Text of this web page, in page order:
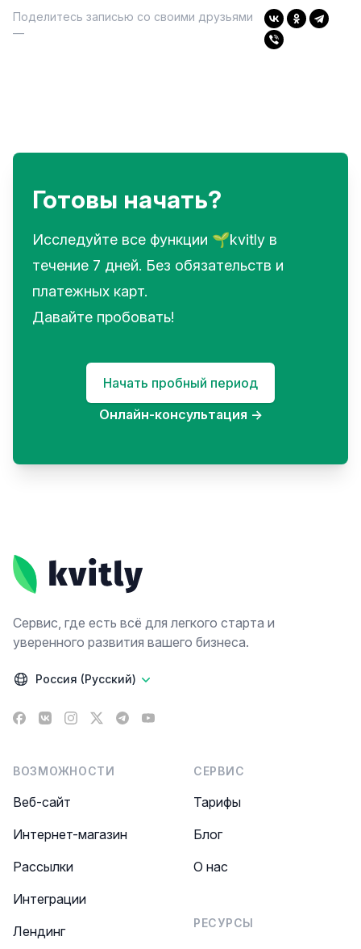
Поделитесь записью со своими друзьями
—
Готовы начать?
Исследуйте все функции 🌱kvitly в
течение 7 дней. Без обязательств и
платежных карт.
Давайте пробовать!
Начать пробный период
Онлайн-консультация →
Сервис, где есть всё для легкого старта и
уверенного развития вашего бизнеса.
Россия (Русский)
Facebook
VK Instagram
X TelegramYouTube
ВОЗМОЖНОСТИ
Веб-сайт
Интернет-магазин
Рассылки
Интеграции
Лендинг
СЕРВИС
Тарифы
Блог
О нас
РЕСУРСЫ